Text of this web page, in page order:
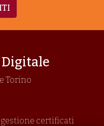
Digitale
Torino
certificati